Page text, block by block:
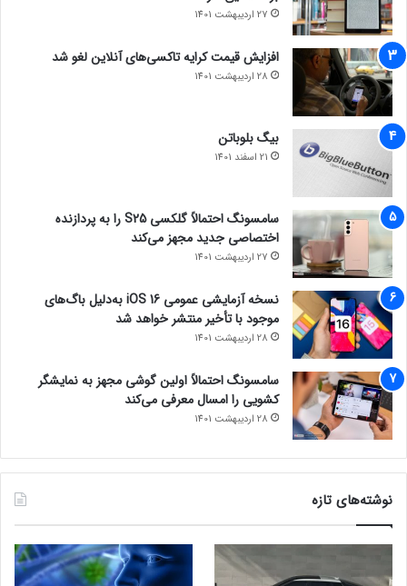
مالی، اجتماعی یا بهداشتی هستند.
جعل DNS
وب‌سایت‌های جعلی هدایت کنند و اطلاعات ورود یا جزئیات حساب
بانکی آن‌ها را سرقت کنند.
فیشینگ با تصاویر
این نوع فیشینگ معمولاً در ایمیل‌های جعلی دیده می‌شود که حاوی
تصاویری هستند که به سایت‌های آلوده هدایت می‌کنند.
حتما بخوانید :نصب فیلترشکن امنیت گوشی را به خطر
می‌اندازد
حمله فیشینگ
27 اردیبهشت 1401
افزایش قیمت کرایه تاکسی‌های آنلاین لغو شد
28 اردیبهشت 1401
بیگ بلوباتن
21 اسفند 1401
سامسونگ احتمالاً گلکسی S25 را به پردازنده
اختصاصی جدید مجهز می‌کند
27 اردیبهشت 1401
نسخه آزمایشی عمومی iOS 16 به‌دلیل باگ‌های
موجود با تأخیر منتشر خواهد شد
28 اردیبهشت 1401
سامسونگ احتمالاً اولین گوشی مجهز به نمایشگر
کشویی را امسال معرفی می‌کند
28 اردیبهشت 1401
نوشته‌های تازه